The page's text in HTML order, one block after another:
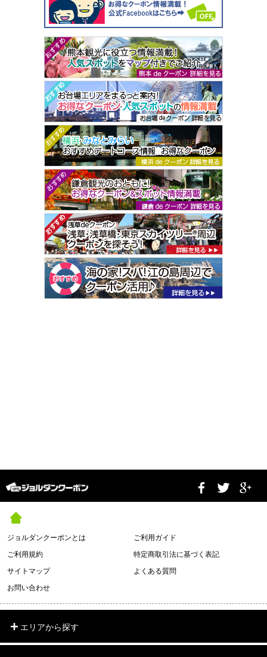
ジョルダンクーポンとは
ご利用ガイド
ご利用規約
特定商取引法に基づく表記
サイトマップ
よくある質問
お問い合わせ
エリアから探す